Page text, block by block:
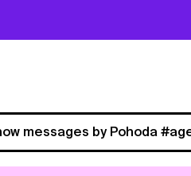
messages by Pohoda